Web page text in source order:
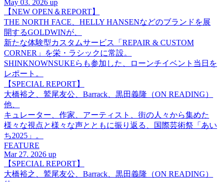
May 03. 2026 up
【NEW OPEN＆REPORT】
THE NORTH FACE、HELLY HANSENなどのブランドを展
開するGOLDWINが、
新たな体験型カスタムサービス「REPAIR & CUSTOM
CORNER」を栄・ラシックに常設。
SHINKNOWNSUKEらも参加した、ローンチイベント当日を
レポート。
【SPECIAL REPORT】
大橋裕之、鷲尾友公、Barrack、黒田義隆（ON READING）
他、
キュレーター、作家、アーティスト、街の人々から集めた
様々な視点と様々な声とともに振り返る、国際芸術祭「あい
ち2025」。
FEATURE
Mar 27. 2026 up
【SPECIAL REPORT】
大橋裕之、鷲尾友公、Barrack、黒田義隆（ON READING）